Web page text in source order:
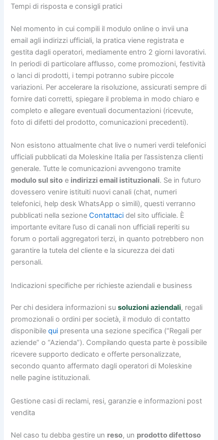
Tempi di risposta e consigli pratici
Nel momento in cui compili il modulo online o invii una
email agli indirizzi ufficiali, la pratica viene registrata e
gestita dagli operatori, mediamente entro 2 giorni lavorativi.
In periodi di particolare afflusso, come promozioni, festività
o lanci di prodotti, i tempi potranno subire piccole
variazioni. Per accelerare la risoluzione, assicurati sempre di
fornire dati corretti, spiegare il problema in modo chiaro e
completo e allegare eventuali documentazioni (ricevute,
foto di difetti del prodotto, comunicazioni precedenti).
Non esistono attualmente chat live o numeri verdi telefonici
ufficiali pubblicati da Moleskine Italia per l’assistenza clienti
generale. Tutte le comunicazioni avvengono tramite
modulo sul sito e indirizzi email istituzionali. Se in futuro
dovessero venire istituiti nuovi canali (chat, numeri
telefonici, help desk WhatsApp o simili), questi verranno
pubblicati nella sezioneContattaci del sito ufficiale. È
importante evitare l’uso di canali non ufficiali reperiti su
forum o portali aggregatori terzi, in quanto potrebbero non
garantire la tutela del cliente e la sicurezza dei dati
personali.
Indicazioni specifiche per richieste aziendali e business
Per chi desidera informazioni susoluzioni aziendali, regali
promozionali o ordini per società, il modulo di contatto
disponibilequi presenta una sezione specifica (“Regali per
aziende” o “Azienda”). Compilando questa parte è possibile
ricevere supporto dedicato e offerte personalizzate,
secondo quanto affermato dagli operatori di Moleskine
nelle pagine istituzionali.
Gestione casi di reclami, resi, garanzie e informazioni post
vendita
Nel caso tu debba gestire un reso, un prodotto difettoso